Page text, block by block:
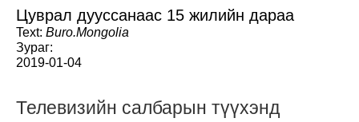
Цуврал дууссанаас 15 жилийн дараа
Text: Buro.Mongolia
Зураг:
2019-01-04
Телевизийн салбарын түүхэнд